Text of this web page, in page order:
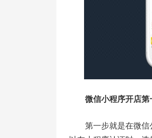
微信小程序开店
第一步就是在微信